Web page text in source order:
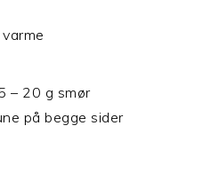
– 20 g smør
på begge sider